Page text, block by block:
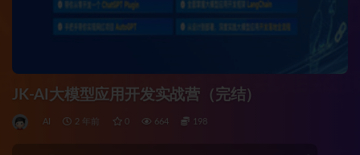
JK-AI大模型应用开发实战营（完结）
AI 2 年前 0 664 198